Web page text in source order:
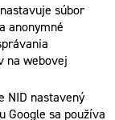
súbor
anonymné
na webovej
NID nastavený
Google sa používa